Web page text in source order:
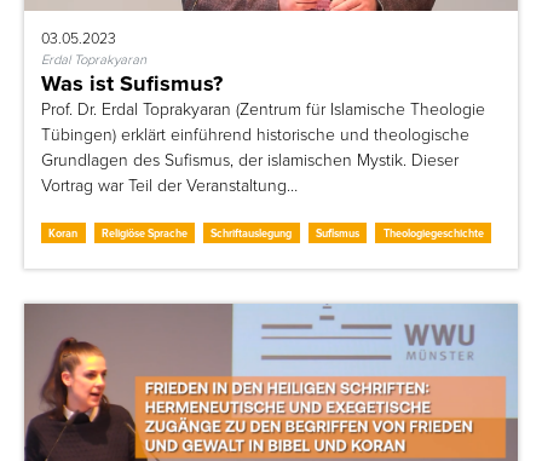
03.05.2023
Erdal Toprakyaran
Was ist Sufismus?
Prof. Dr. Erdal Toprakyaran (Zentrum für Islamische Theologie
Tübingen) erklärt einführend historische und theologische
Grundlagen des Sufismus, der islamischen Mystik. Dieser
Vortrag war Teil der Veranstaltung…
Koran Religiöse Sprache Schriftauslegung Sufismus Theologiegeschichte